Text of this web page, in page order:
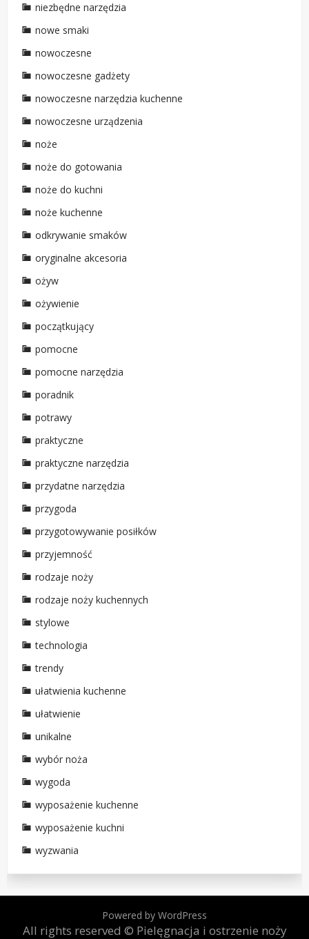
niezbędne narzędzia
nowe smaki
nowoczesne
nowoczesne gadżety
nowoczesne narzędzia kuchenne
nowoczesne urządzenia
noże
noże do gotowania
noże do kuchni
noże kuchenne
odkrywanie smaków
oryginalne akcesoria
ożyw
ożywienie
początkujący
pomocne
pomocne narzędzia
poradnik
potrawy
praktyczne
praktyczne narzędzia
przydatne narzędzia
przygoda
przygotowywanie posiłków
przyjemność
rodzaje noży
rodzaje noży kuchennych
stylowe
technologia
trendy
ułatwienia kuchenne
ułatwienie
unikalne
wybór noża
wygoda
wyposażenie kuchenne
wyposażenie kuchni
wyzwania
Powered by WordPress
All rights reserved © Pielęgnacja i ostrzenie noży